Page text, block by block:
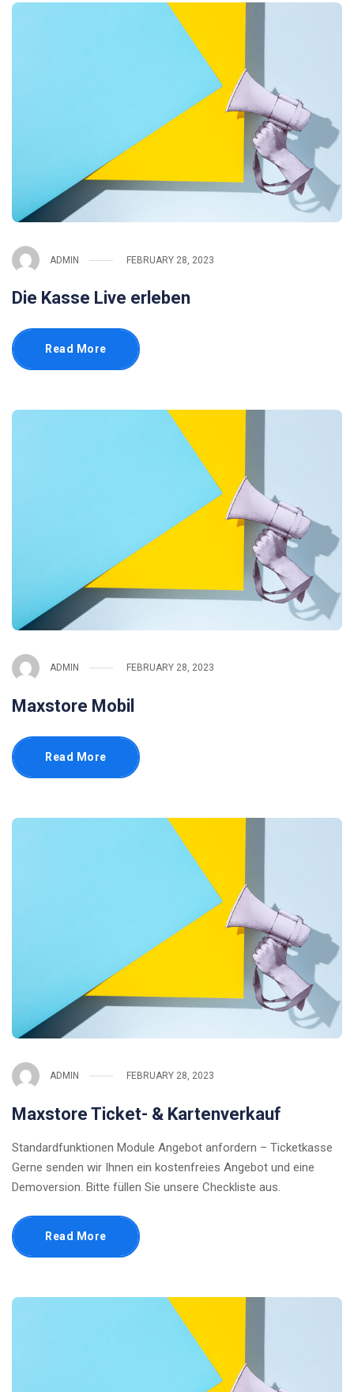
ADMIN FEBRUARY 28, 2023
Die Kasse Live erleben
Read More
ADMIN FEBRUARY 28, 2023
Maxstore Mobil
Read More
ADMIN FEBRUARY 28, 2023
Maxstore Ticket- & Kartenverkauf
Standardfunktionen Module Angebot anfordern – Ticketkasse
Gerne senden wir Ihnen ein kostenfreies Angebot und eine
Demoversion. Bitte füllen Sie unsere Checkliste aus.
Read More